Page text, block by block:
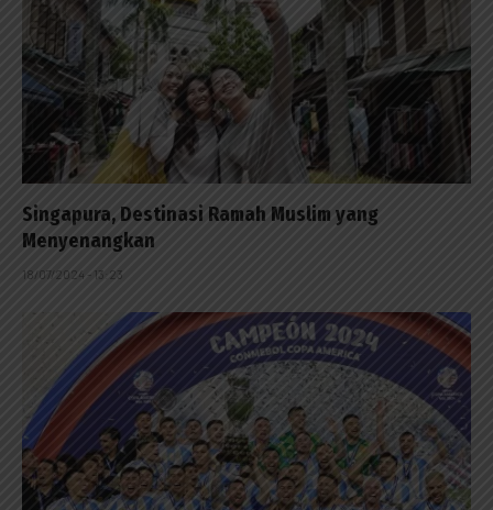
Singapura, Destinasi Ramah Muslim yang
Menyenangkan
18/07/2024 - 13:23